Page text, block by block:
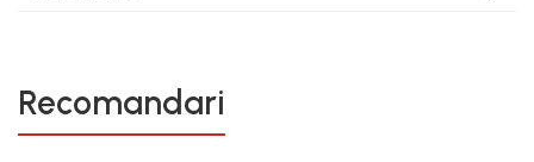
Recomandari